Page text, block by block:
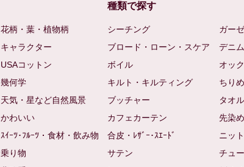
花柄・葉・植物柄
キャラクター
USAコットン
幾何学
天気・星など自然風景
かわいい
ｽｲｰﾂ･ﾌﾙｰﾂ・食材・飲み物
乗り物
種類で探す
シーチング ガー
ブロード・ローン・スケア
デニム
ボイル
オッ
キルト・キルティング
ちり
ブッチャー
タオ
カフェカーテン
先染め
合皮・ﾚｻﾞｰ･ｽｴｰﾄﾞ
ニット
サテン
チュ